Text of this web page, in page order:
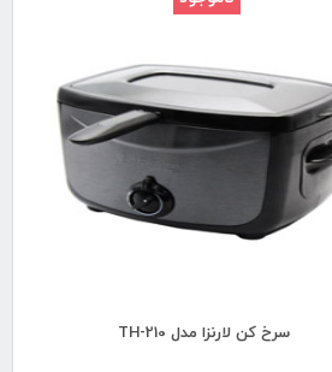
سرخ کن لارنزا مدل TH-210